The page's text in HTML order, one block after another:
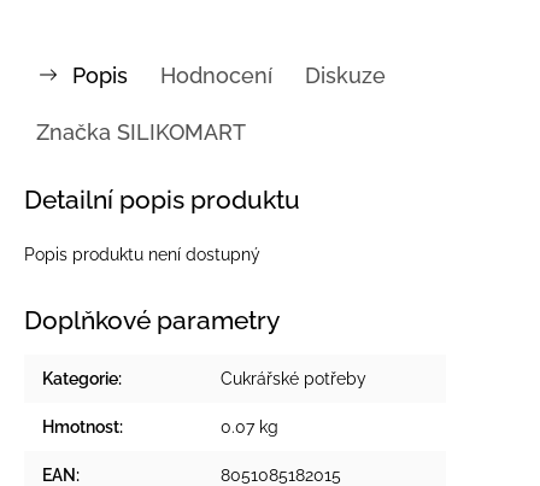
Popis Hodnocení Diskuze
Značka SILIKOMART
Detailní popis produktu
Popis produktu není dostupný
Doplňkové parametry
Kategorie: Cukrářské potřeby
Hmotnost: 0.07 kg
EAN: 8051085182015